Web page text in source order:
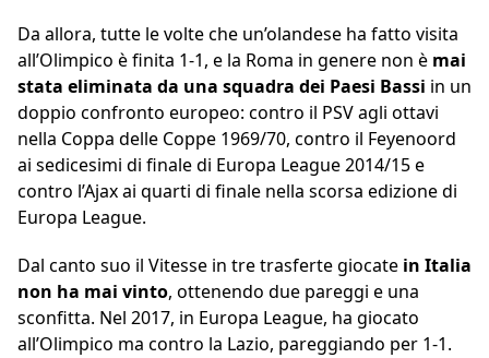
Da allora, tutte le volte che un’olandese ha fatto visita
all’Olimpico è finita 1-1, e la Roma in genere non è mai
stata eliminata da una squadra dei Paesi Bassi in un
doppio confronto europeo: contro il PSV agli ottavi
nella Coppa delle Coppe 1969/70, contro il Feyenoord
ai sedicesimi di finale di Europa League 2014/15 e
contro l’Ajax ai quarti di finale nella scorsa edizione di
Europa League.
Dal canto suo il Vitesse in tre trasferte giocate in Italia
non ha mai vinto, ottenendo due pareggi e una
sconfitta. Nel 2017, in Europa League, ha giocato
all’Olimpico ma contro la Lazio, pareggiando per 1-1.